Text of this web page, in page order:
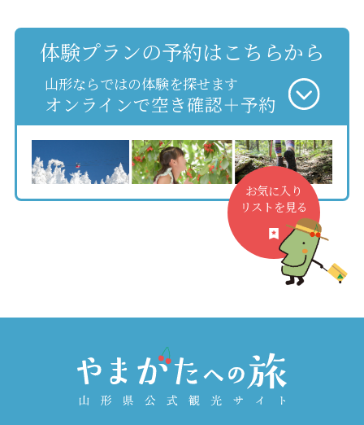
体験プランの予約はこちらから
山形ならではの体験を探せます
オンラインで空き確認＋予約
お気に入り
リストを見る